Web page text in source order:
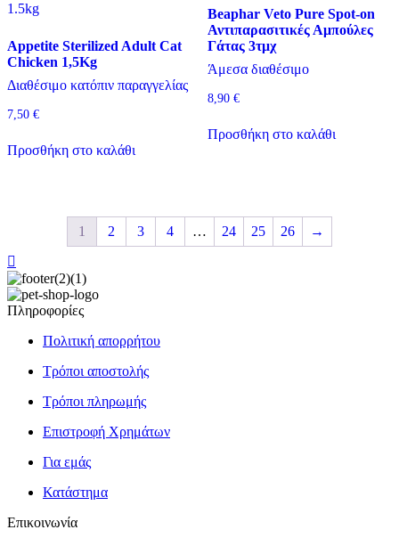
Appetite Sterilized Adult Cat
Chicken 1,5Kg
Διαθέσιμο κατόπιν παραγγελίας
7,50 €
Προσθήκη στο καλάθι
Beaphar Veto Pure Spot-on
Αντιπαρασιτικές Αμπούλες
Γάτας 3τμχ
Άμεσα διαθέσιμο
8,90 €
Προσθήκη στο καλάθι
1 2 3 4 … 24 25 26 →
Πληροφορίες
Πολιτική απορρήτου
Τρόποι αποστολής
Τρόποι πληρωμής
Επιστροφή Χρημάτων
Για εμάς
Κατάστημα
Επικοινωνία